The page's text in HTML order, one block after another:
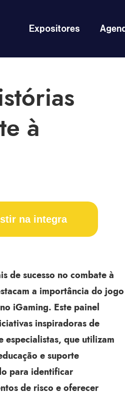
Expositores
à
na integra
de sucesso no combate à
a importância do jogo
iGaming. Este painel
inspiradoras de
especialistas, que utilizam
e suporte
para identificar
de risco e oferecer